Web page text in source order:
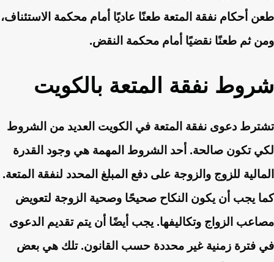
طعن أحكام نفقة المتعة طعنًا عاديًا أمام محكمة الاستئناف،
ومن ثم طعنًا نقضيًا أمام محكمة النقض.
شروط نفقة المتعة بالكويت
تشترط دعوى نفقة المتعة في الكويت العديد من الشروط
لكي تكون صالحة. أحد الشروط المهمة هي وجود القدرة
المالية للزوج والزوجة على دفع المبلغ المحدد لنفقة المتعة.
كما يجب أن يكون النكاح صحيحًا وصحية الزوجة لتعويض
مصاعب الزواج وتكاليفها. يجب أيضًا أن يتم تقديم الدعوى
في فترة زمنية غير محددة حسب القانون. تلك هي بعض